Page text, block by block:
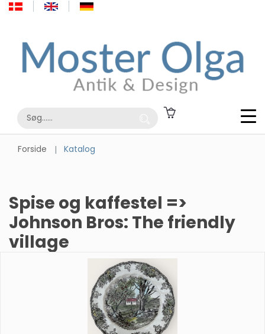
Forside Katalog
Spise og kaffestel =>
Johnson Bros: The friendly
village